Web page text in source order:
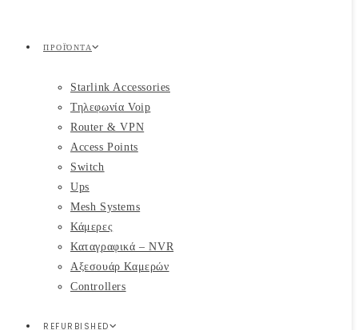
ΠΡΟΪΌΝΤΑ
Starlink Accessories
Τηλεφωνία Voip
Router & VPN
Access Points
Switch
Ups
Mesh Systems
Κάμερες
Καταγραφικά – NVR
Αξεσουάρ Καμερών
Controllers
REFURBISHED